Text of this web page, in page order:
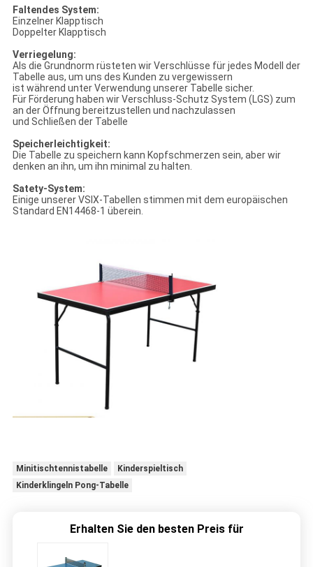
Faltendes System:
Einzelner Klapptisch
Doppelter Klapptisch
Verriegelung:
Als die Grundnorm rüsteten wir Verschlüsse für jedes Modell der
Tabelle aus, um uns des Kunden zu vergewissern
ist während unter Verwendung unserer Tabelle sicher.
Für Förderung haben wir Verschluss-Schutz System (LGS) zum
an der Öffnung bereitzustellen und nachzulassen
und Schließen der Tabelle
Speicherleichtigkeit:
Die Tabelle zu speichern kann Kopfschmerzen sein, aber wir
denken an ihn, um ihn minimal zu halten.
Satety-System:
Einige unserer VSIX-Tabellen stimmen mit dem europäischen
Standard EN14468-1 überein.
Minitischtennistabelle
Kinderspieltisch
Kinderklingeln Pong-Tabelle
Erhalten Sie den besten Preis für